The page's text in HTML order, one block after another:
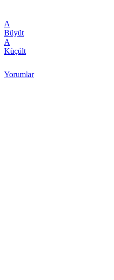
A
Büyüt
A
Küçült
Yorumlar